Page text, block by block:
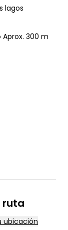
lagos
300 m
ruta
ubicación